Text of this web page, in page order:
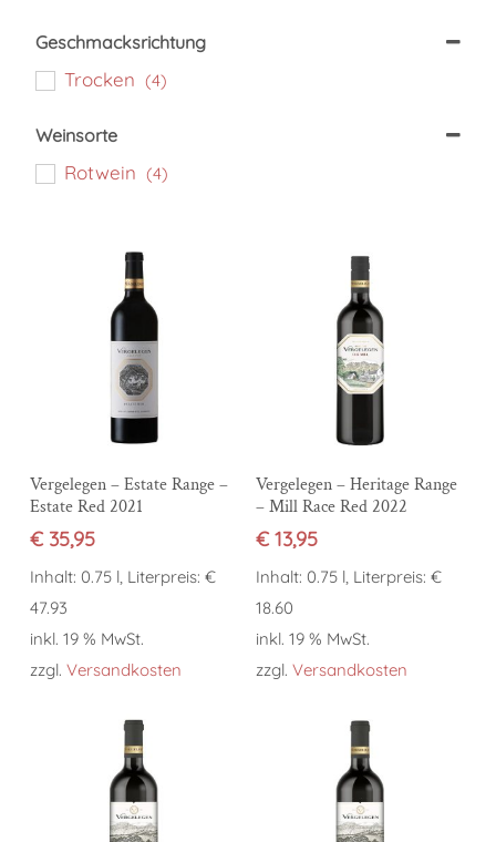
Geschmacksrichtung
Trocken (4)
Weinsorte
Rotwein (4)
In den Warenkorb
Vergelegen – Estate Range –
Estate Red 2021
€35,95
Inhalt: 0.75 l, Literpreis: €
47.93
inkl. 19 % MwSt.
zzgl. Versandkosten
In den Warenkorb
Vergelegen – Heritage Range
– Mill Race Red 2022
€13,95
Inhalt: 0.75 l, Literpreis: €
18.60
inkl. 19 % MwSt.
zzgl.Versandkosten